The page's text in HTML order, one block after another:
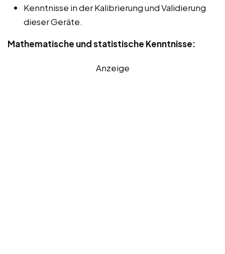
Kenntnisse in der Kalibrierung und Validierung
dieser Geräte.
Mathematische und statistische Kenntnisse:
Anzeige